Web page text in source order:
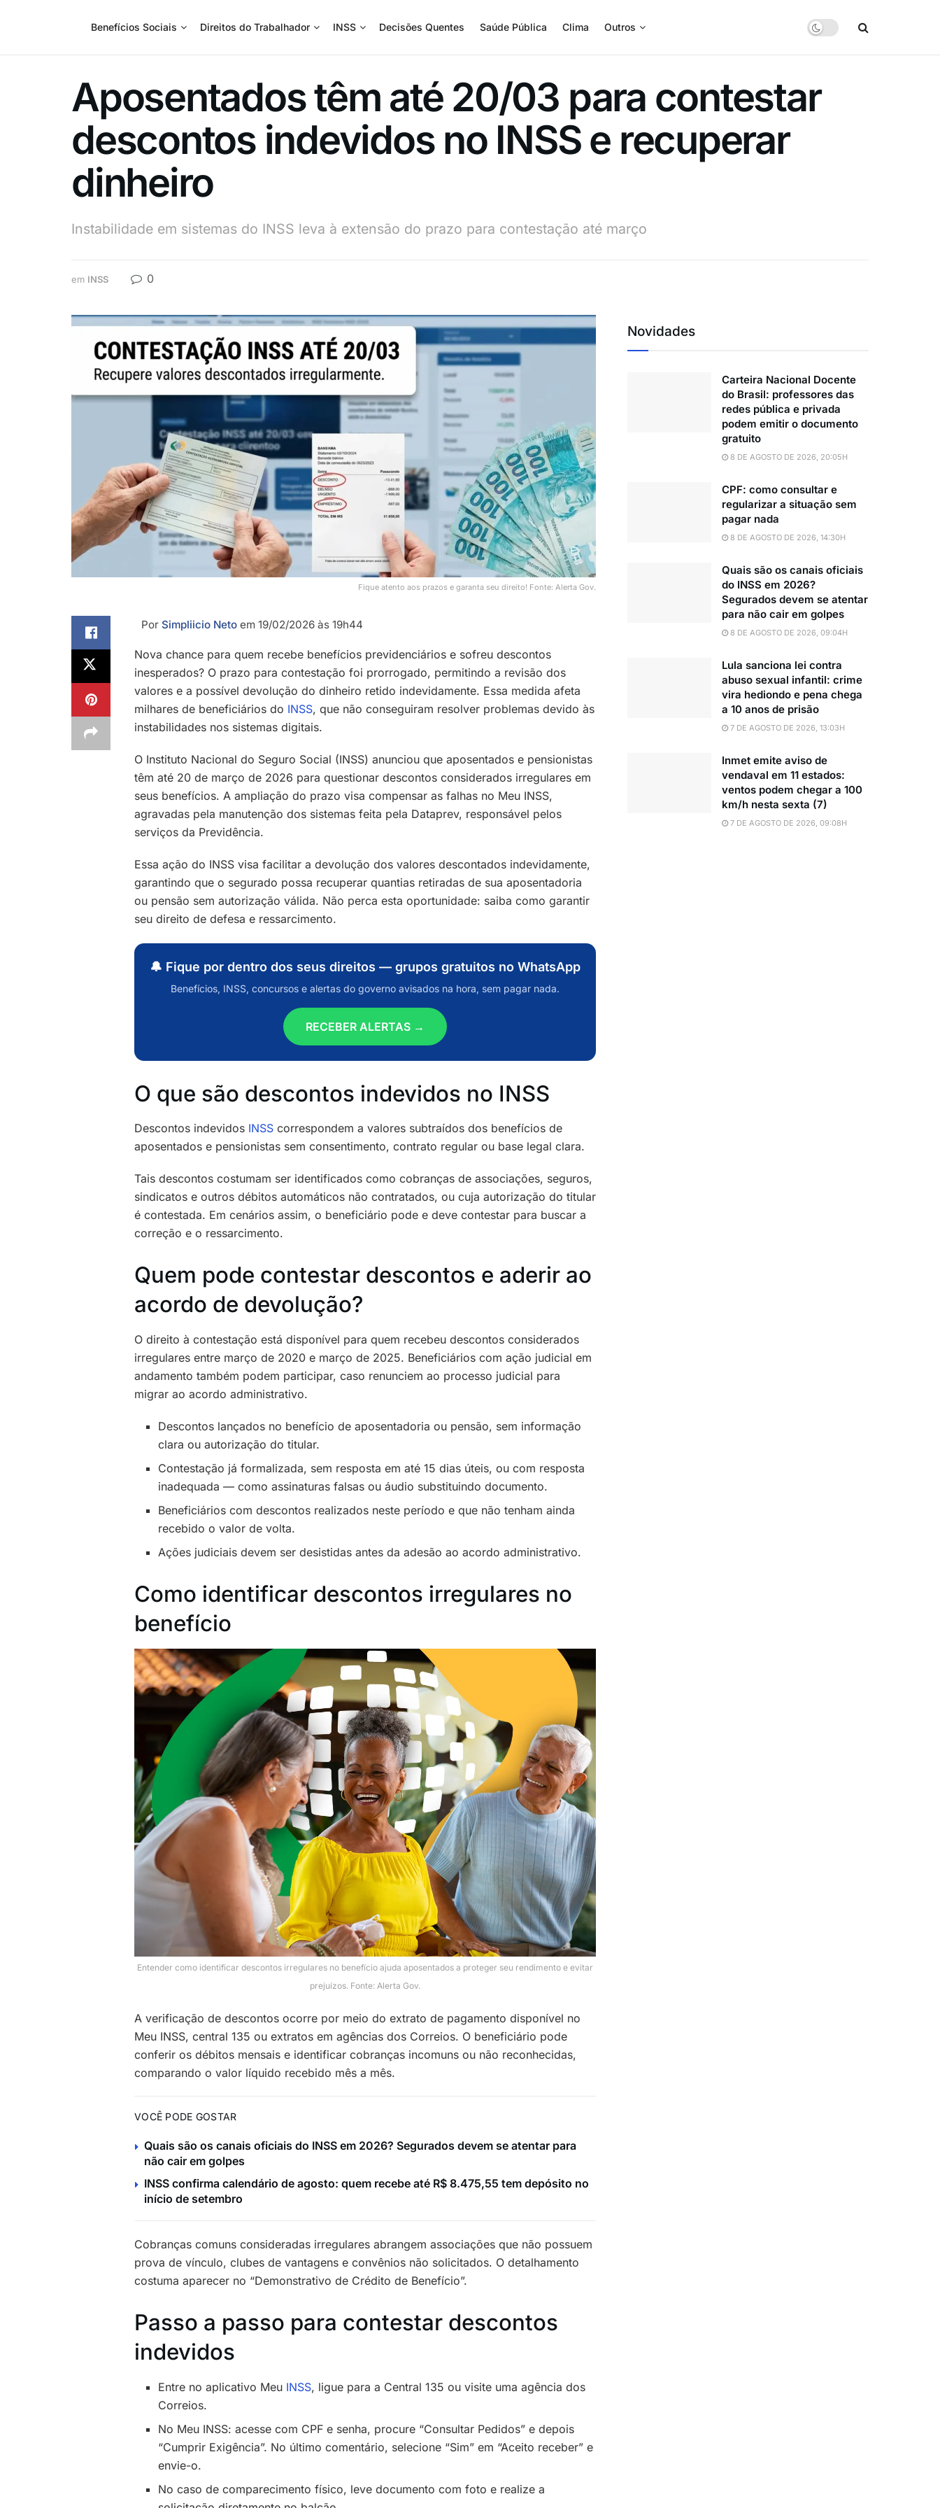
Benefícios Sociais Direitos do Trabalhador INSS Decisões Quentes Saúde Pública Clima Outros
Aposentados têm até 20/03 para contestar
descontos indevidos no INSS e recuperar
dinheiro
Instabilidade em sistemas do INSS leva à extensão do prazo para contestação até março
em INSS 0
Fique atento aos prazos e garanta seu direito! Fonte: Alerta Gov.
Por Simpliicio Neto em 19/02/2026 às 19h44
Nova chance para quem recebe benefícios previdenciários e sofreu descontos
inesperados? O prazo para contestação foi prorrogado, permitindo a revisão dos
valores e a possível devolução do dinheiro retido indevidamente. Essa medida afeta
milhares de beneficiários do INSS, que não conseguiram resolver problemas devido às
instabilidades nos sistemas digitais.
O Instituto Nacional do Seguro Social (INSS) anunciou que aposentados e pensionistas
têm até 20 de março de 2026 para questionar descontos considerados irregulares em
seus benefícios. A ampliação do prazo visa compensar as falhas no Meu INSS,
agravadas pela manutenção dos sistemas feita pela Dataprev, responsável pelos
serviços da Previdência.
Essa ação do INSS visa facilitar a devolução dos valores descontados indevidamente,
garantindo que o segurado possa recuperar quantias retiradas de sua aposentadoria
ou pensão sem autorização válida. Não perca esta oportunidade: saiba como garantir
seu direito de defesa e ressarcimento.
🔔 Fique por dentro dos seus direitos — grupos gratuitos no WhatsApp
Benefícios, INSS, concursos e alertas do governo avisados na hora, sem pagar nada.
RECEBER ALERTAS →
O que são descontos indevidos no INSS
Descontos indevidos INSS correspondem a valores subtraídos dos benefícios de
aposentados e pensionistas sem consentimento, contrato regular ou base legal clara.
Tais descontos costumam ser identificados como cobranças de associações, seguros,
sindicatos e outros débitos automáticos não contratados, ou cuja autorização do titular
é contestada. Em cenários assim, o beneficiário pode e deve contestar para buscar a
correção e o ressarcimento.
Quem pode contestar descontos e aderir ao
acordo de devolução?
O direito à contestação está disponível para quem recebeu descontos considerados
irregulares entre março de 2020 e março de 2025. Beneficiários com ação judicial em
andamento também podem participar, caso renunciem ao processo judicial para
migrar ao acordo administrativo.
Descontos lançados no benefício de aposentadoria ou pensão, sem informação
clara ou autorização do titular.
Contestação já formalizada, sem resposta em até 15 dias úteis, ou com resposta
inadequada — como assinaturas falsas ou áudio substituindo documento.
Beneficiários com descontos realizados neste período e que não tenham ainda
recebido o valor de volta.
Ações judiciais devem ser desistidas antes da adesão ao acordo administrativo.
Como identificar descontos irregulares no
benefício
Entender como identificar descontos irregulares no benefício ajuda aposentados a proteger seu rendimento e evitar
prejuízos. Fonte: Alerta Gov.
A verificação de descontos ocorre por meio do extrato de pagamento disponível no
Meu INSS, central 135 ou extratos em agências dos Correios. O beneficiário pode
conferir os débitos mensais e identificar cobranças incomuns ou não reconhecidas,
comparando o valor líquido recebido mês a mês.
VOCÊ PODE GOSTAR
Quais são os canais oficiais do INSS em 2026? Segurados devem se atentar para
não cair em golpes
INSS confirma calendário de agosto: quem recebe até R$ 8.475,55 tem depósito no
início de setembro
Cobranças comuns consideradas irregulares abrangem associações que não possuem
prova de vínculo, clubes de vantagens e convênios não solicitados. O detalhamento
costuma aparecer no “Demonstrativo de Crédito de Benefício”.
Passo a passo para contestar descontos
indevidos
Entre no aplicativo Meu INSS, ligue para a Central 135 ou visite uma agência dos
Correios.
No Meu INSS: acesse com CPF e senha, procure “Consultar Pedidos” e depois
“Cumprir Exigência”. No último comentário, selecione “Sim” em “Aceito receber” e
envie-o.
No caso de comparecimento físico, leve documento com foto e realize a
Novidades
Carteira Nacional Docente
do Brasil: professores das
redes pública e privada
podem emitir o documento
gratuito
8 DE AGOSTO DE 2026, 20:05H
CPF: como consultar e
regularizar a situação sem
pagar nada
8 DE AGOSTO DE 2026, 14:30H
Quais são os canais oficiais
do INSS em 2026?
Segurados devem se atentar
para não cair em golpes
8 DE AGOSTO DE 2026, 09:04H
Lula sanciona lei contra
abuso sexual infantil: crime
vira hediondo e pena chega
a 10 anos de prisão
7 DE AGOSTO DE 2026, 13:03H
Inmet emite aviso de
vendaval em 11 estados:
ventos podem chegar a 100
km/h nesta sexta (7)
7 DE AGOSTO DE 2026, 09:08H